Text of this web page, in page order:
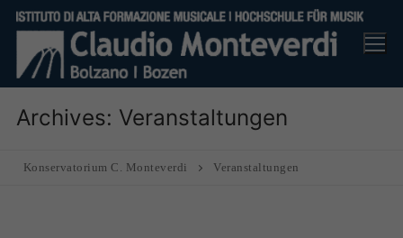
Skip
content
Archives: Veranstaltungen
Konservatorium C. Monteverdi Veranstaltungen